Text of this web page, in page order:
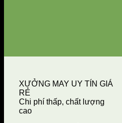
XƯỞNG MAY UY TÍN GIÁ
RẺ
Chi phí thấp, chất lượng
cao